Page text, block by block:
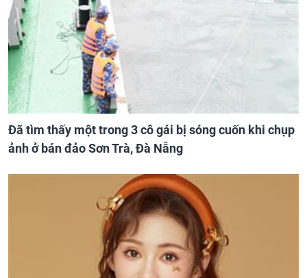
Đã tìm thấy một trong 3 cô gái bị sóng cuốn khi chụp
ảnh ở bán đảo Sơn Trà, Đà Nẵng